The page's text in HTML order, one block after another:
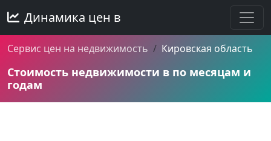
Динамика цен в
Сервис цен на недвижимость Кировская область
Стоимость недвижимости в по месяцам и
годам